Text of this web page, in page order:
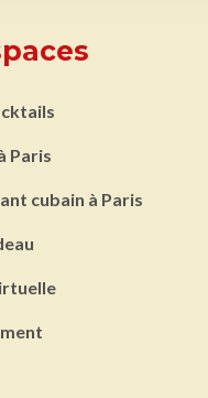
Paris
cubain à Paris